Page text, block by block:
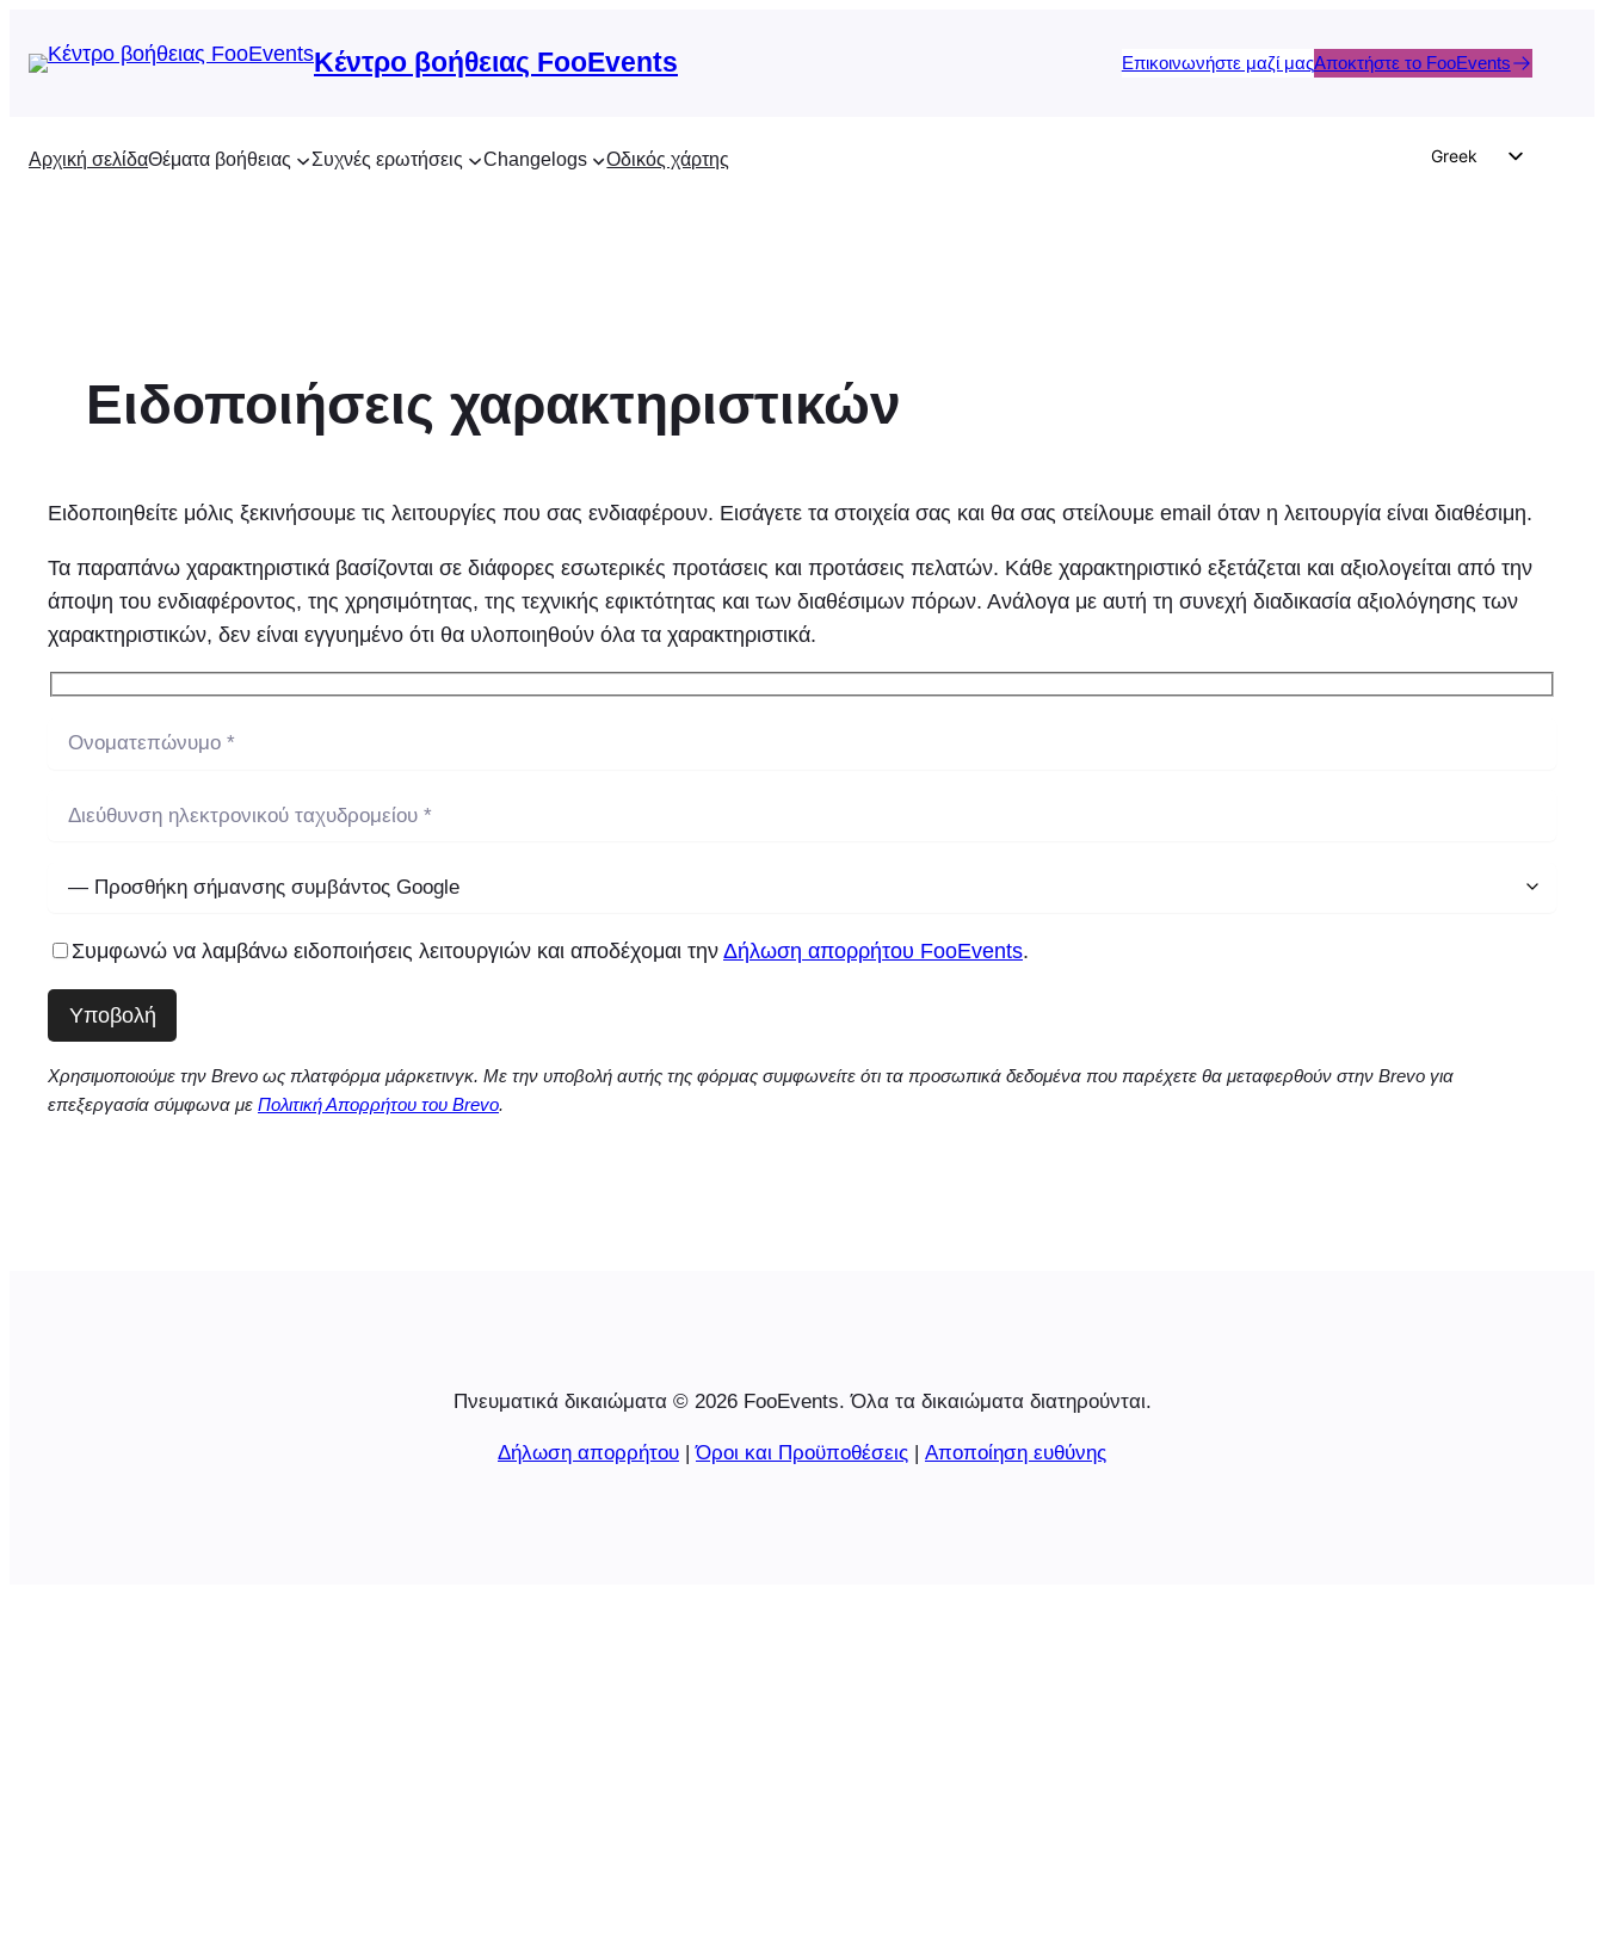
στο
Κέντρο βοήθειας FooEvents Επικοινωνήστε μαζί μαςΑποκτήστε το FooEvents
Αρχική σελίδαΘέματα βοήθειας Συχνές ερωτήσεις Changelogs Οδικός χάρτης
Greek
Czech
Ειδοποιήσεις χαρακτηριστικών
Ειδοποιηθείτε μόλις ξεκινήσουμε τις λειτουργίες που σας ενδιαφέρουν. Εισάγετε τα στοιχεία σας και θα σας στείλουμε email όταν η λειτουργία είναι διαθέσιμη.
Τα παραπάνω χαρακτηριστικά βασίζονται σε διάφορες εσωτερικές προτάσεις και προτάσεις πελατών. Κάθε χαρακτηριστικό εξετάζεται και αξιολογείται από την
άποψη του ενδιαφέροντος, της χρησιμότητας, της τεχνικής εφικτότητας και των διαθέσιμων πόρων. Ανάλογα με αυτή τη συνεχή διαδικασία αξιολόγησης των
χαρακτηριστικών, δεν είναι εγγυημένο ότι θα υλοποιηθούν όλα τα χαρακτηριστικά.
Συμφωνώ να λαμβάνω ειδοποιήσεις λειτουργιών και αποδέχομαι την Δήλωση απορρήτου FooEvents.
Χρησιμοποιούμε την Brevo ως πλατφόρμα μάρκετινγκ. Με την υποβολή αυτής της φόρμας συμφωνείτε ότι τα προσωπικά δεδομένα που παρέχετε θα μεταφερθούν στην Brevo για
επεξεργασία σύμφωνα με Πολιτική Απορρήτου του Brevo.
Πνευματικά δικαιώματα © 2026 FooEvents. Όλα τα δικαιώματα διατηρούνται.
Δήλωση απορρήτου |Όροι και Προϋποθέσεις | Αποποίηση ευθύνης